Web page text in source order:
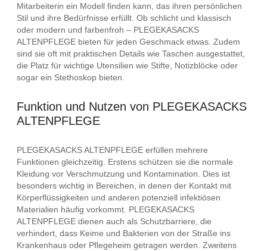
Mitarbeiterin ein Modell finden kann, das ihren persönlichen
Stil und ihre Bedürfnisse erfüllt. Ob schlicht und klassisch
oder modern und farbenfroh – PLEGEKASACKS
ALTENPFLEGE bieten für jeden Geschmack etwas. Zudem
sind sie oft mit praktischen Details wie Taschen ausgestattet,
die Platz für wichtige Utensilien wie Stifte, Notizblöcke oder
sogar ein Stethoskop bieten.
Funktion und Nutzen von PLEGEKASACKS
ALTENPFLEGE
PLEGEKASACKS ALTENPFLEGE erfüllen mehrere
Funktionen gleichzeitig. Erstens schützen sie die normale
Kleidung vor Verschmutzung und Kontamination. Dies ist
besonders wichtig in Bereichen, in denen der Kontakt mit
Körperflüssigkeiten und anderen potenziell infektiösen
Materialien häufig vorkommt. PLEGEKASACKS
ALTENPFLEGE dienen auch als Schutzbarriere, die
verhindert, dass Keime und Bakterien von der Straße ins
Krankenhaus oder Pflegeheim getragen werden. Zweitens